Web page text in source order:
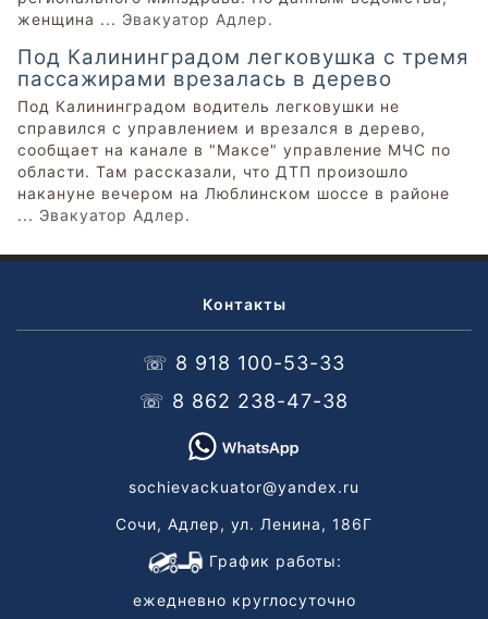
женщина ... Эвакуатор Адлер.
Под Калининградом легковушка с тремя
пассажирами врезалась в дерево
Под Калининградом водитель легковушки не
справился с управлением и врезался в дерево,
сообщает на канале в "Максе" управление МЧС по
области. Там рассказали, что ДТП произошло
накануне вечером на Люблинском шоссе в районе
... Эвакуатор Адлер.
Контакты
☏ 8 918 100-53-33
☏ 8 862 238-47-38
sochievackuator@yandex.ru
Сочи, Адлер, ул. Ленина, 186Г
График работы:
ежедневно круглосуточно